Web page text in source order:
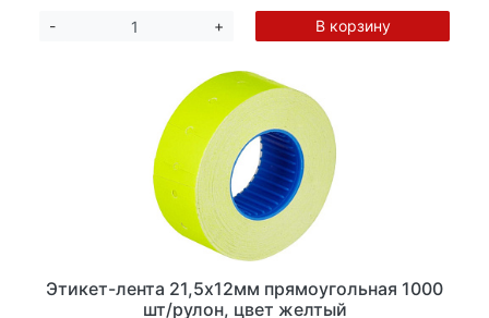
- + В корзину
Этикет-лента 21,5х12мм прямоугольная 1000
шт/рулон, цвет желтый